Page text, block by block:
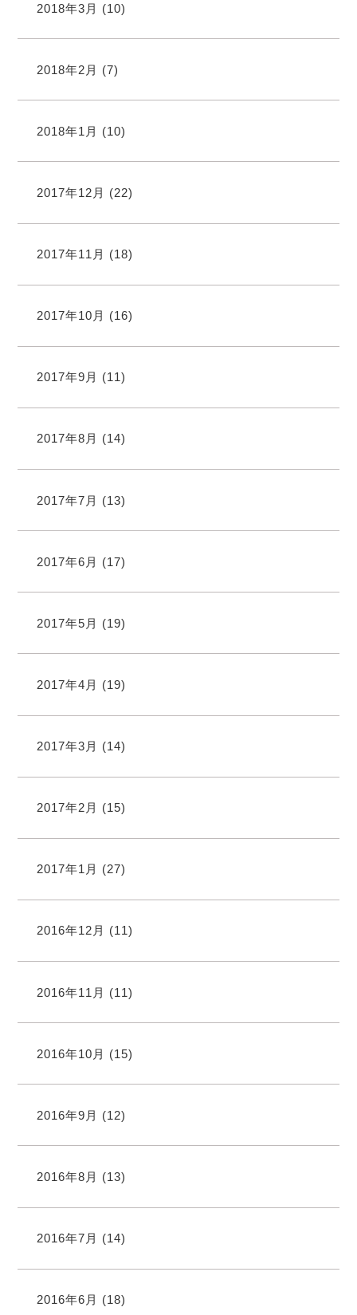
2018年3月 (10)
2018年2月 (7)
2018年1月 (10)
2017年12月 (22)
2017年11月 (18)
2017年10月 (16)
2017年9月 (11)
2017年8月 (14)
2017年7月 (13)
2017年6月 (17)
2017年5月 (19)
2017年4月 (19)
2017年3月 (14)
2017年2月 (15)
2017年1月 (27)
2016年12月 (11)
2016年11月 (11)
2016年10月 (15)
2016年9月 (12)
2016年8月 (13)
2016年7月 (14)
2016年6月 (18)